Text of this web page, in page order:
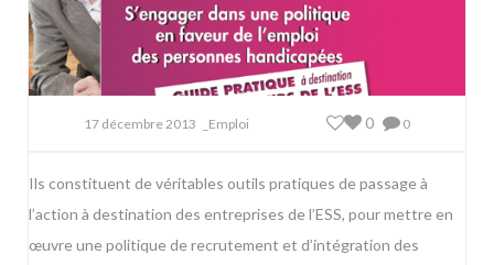
17 décembre 2013 _Emploi 0
0
Ils constituent de véritables outils pratiques de passage à
l’action à destination des entreprises de l’ESS, pour mettre en
œuvre une politique de recrutement et d’intégration des